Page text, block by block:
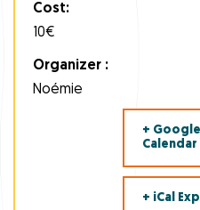
Cost:
10€
Organizer :
Noémie
+ Google
Calendar
+ iCal